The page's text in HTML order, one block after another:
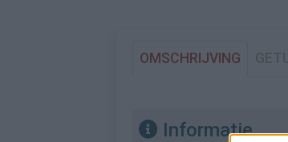
OMSCHRIJVING
Informatie